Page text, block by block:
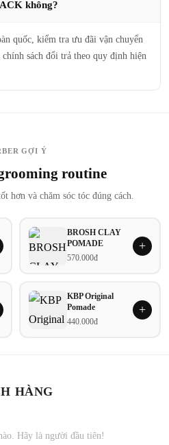
không?
quốc, kiểm tra ưu đãi vận chuyển
sách đổi trả theo quy định hiện
GỢI Ý
routine
hơn và chăm sóc tóc đúng cách.
BROSH CLAY
POMADE
570.000đ
+
KBP Original
Pomade
440.000đ
+
HÀNG
Hãy là người đầu tiên!